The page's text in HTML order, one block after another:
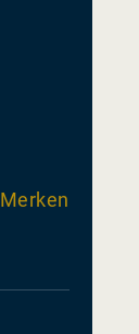
Merken